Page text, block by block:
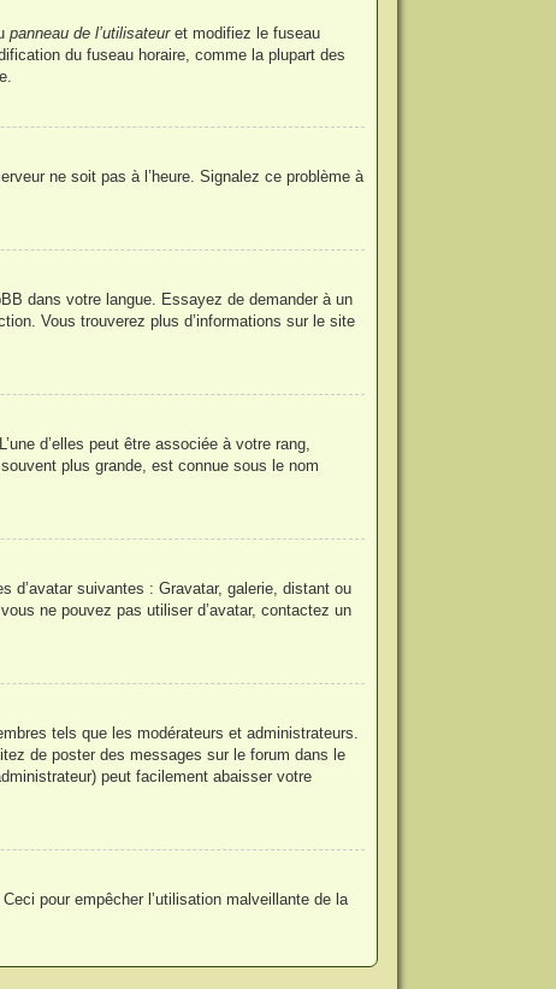
panneau de l’utilisateuret modifiez le fuseau
du fuseau horaire, comme la plupart des
ne soit pas à l’heure. Signalez ce problème à
dans votre langue. Essayez de demander à un
Vous trouverez plus d’informations sur le site
d’elles peut être associée à votre rang,
plus grande, est connue sous le nom
d’avatar suivantes : Gravatar, galerie, distant ou
ne pouvez pas utiliser d’avatar, contactez un
tels que les modérateurs et administrateurs.
de poster des messages sur le forum dans le
peut facilement abaisser votre
pour empêcher l’utilisation malveillante de la